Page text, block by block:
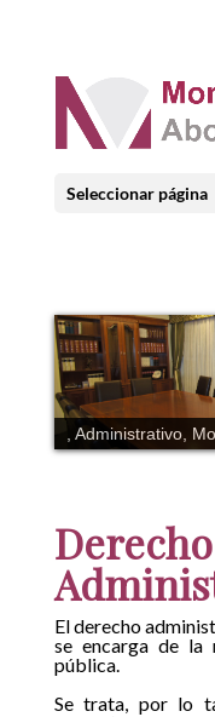
Seleccionar página
, Administrativo,
Derecho
El derecho
se encarga de la
pública.
Se trata, por lo